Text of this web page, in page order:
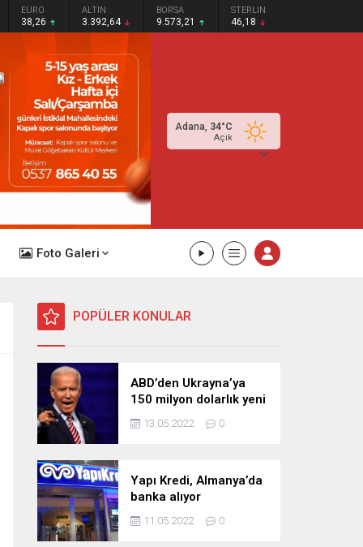
EURO
38,26
ALTIN
3.392,64
BORSA
9.573,21
STERLIN
46,18
Adana, 34°C
Açık
Foto Galeri
POPÜLER KONULAR
ABD’den Ukrayna’ya
150 milyon dolarlık yeni
askeri yardım
13.05.2022 0
Yapı Kredi, Almanya’da
banka alıyor
11.05.2022 0